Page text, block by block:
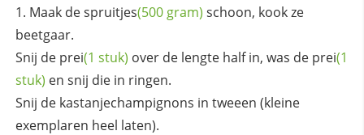
Maak despruitjes(500 gram) schoon, kook ze
beetgaar.
Snij de prei(1 stuk) over de lengte half in, was de prei(1
stuk) en snij die in ringen.
Snij de kastanjechampignons in tweeen (kleine
exemplaren heel laten).